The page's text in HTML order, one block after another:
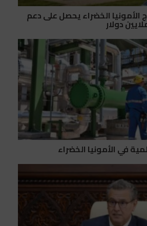
الأمونيا الخضراء يحصل على دعم
في الأمونيا الخضراء